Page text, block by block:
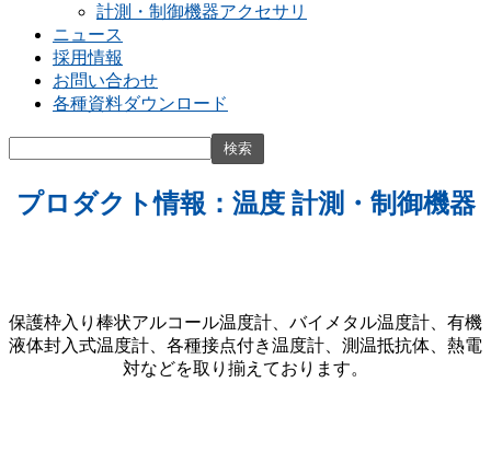
計測・制御機器アクセサリ
ニュース
採用情報
お問い合わせ
各種資料ダウンロード
プロダクト情報：温度 計測・制御機器
保護枠入り棒状アルコール温度計、バイメタル温度計、有機
液体封入式温度計、各種接点付き温度計、測温抵抗体、熱電
対などを取り揃えております。